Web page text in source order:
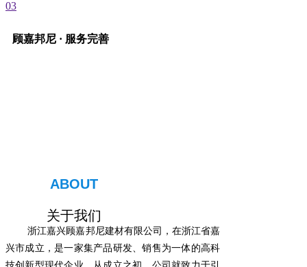
03
顾嘉邦尼 · 服务完善
ABOUT
关于我们
浙江嘉兴顾嘉邦尼建材有限公司，在浙江省嘉
兴市成立，是一家集产品研发、销售为一体的高科